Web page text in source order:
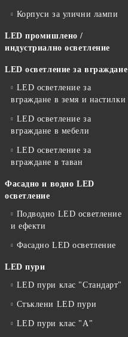
Корпуси за улични лампи
LED промишлено /
индустриално осветление
LED осветление за вграждане
LED осветление за
вграждане в земя и настилки
LED осветление за
вграждане в мебели
LED осветление за
вграждане в таван
Фасадно и водно LED
осветление
Подводно LED осветление
и ефекти
Фасадно LED осветление
LED пури
LED пури клас "Стандарт"
Стъклени LED пури
LED пури клас "А"